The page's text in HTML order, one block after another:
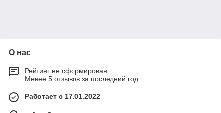
О нас
Рейтинг не сформирован
Менее 5 отзывов за последний год
Работает с 17.01.2022